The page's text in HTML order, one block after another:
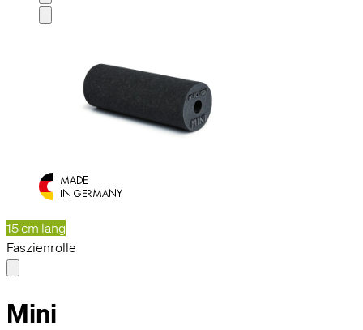
15 cm lang
Faszienrolle
Mini